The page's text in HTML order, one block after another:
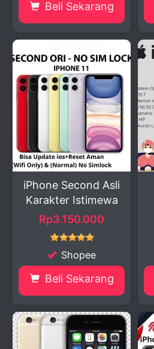
Beli Sekarang
iPhone Second Asli
Karakter Istimewa
Rp3.150.000
Shopee
Beli Sekarang